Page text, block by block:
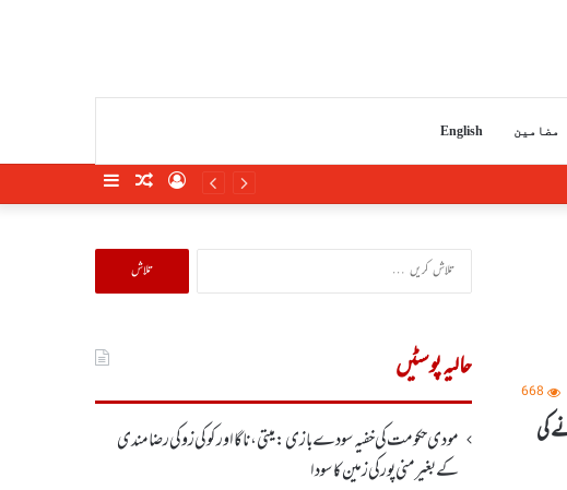
مضامین English
SidebarRandomLog
668
کی
تلاش
کریں
حالیہ پوسٹیں
مودی حکومت کی خفیہ سودے بازی: میتی، ناگا اور کوکی زو کی رضامندی
کے بغیر منی پور کی زمین کا سودا